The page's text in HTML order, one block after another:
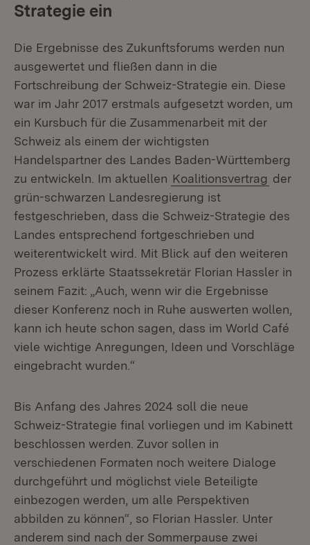
Strategie ein
Die Ergebnisse des Zukunftsforums werden nun
ausgewertet und fließen dann in die
Fortschreibung der Schweiz-Strategie ein. Diese
war im Jahr 2017 erstmals aufgesetzt worden, um
ein Kursbuch für die Zusammenarbeit mit der
Schweiz als einem der wichtigsten
Handelspartner des Landes Baden-Württemberg
zu entwickeln. Im aktuellen Koalitionsvertrag der
grün-schwarzen Landesregierung ist
festgeschrieben, dass die Schweiz-Strategie des
Landes entsprechend fortgeschrieben und
weiterentwickelt wird. Mit Blick auf den weiteren
Prozess erklärte Staatssekretär Florian Hassler in
seinem Fazit: „Auch, wenn wir die Ergebnisse
dieser Konferenz noch in Ruhe auswerten wollen,
kann ich heute schon sagen, dass im World Café
viele wichtige Anregungen, Ideen und Vorschläge
eingebracht wurden.“
Bis Anfang des Jahres 2024 soll die neue
Schweiz-Strategie final vorliegen und im Kabinett
beschlossen werden. Zuvor sollen in
verschiedenen Formaten noch weitere Dialoge
durchgeführt und möglichst viele Beteiligte
einbezogen werden, um alle Perspektiven
abbilden zu können“, so Florian Hassler. Unter
anderem sind nach der Sommerpause zwei